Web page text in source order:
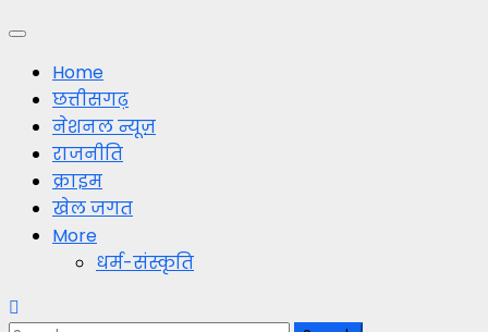
Primary
MenuHome
छत्तीसगढ़
नेशनल न्यूज़
राजनीति
क्राइम
खेल जगत
More
धर्म-संस्कृति